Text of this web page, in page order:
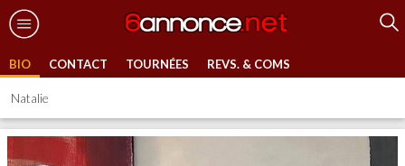
BIO CONTACT TOURNÉES REVS. & COMS
Natalie